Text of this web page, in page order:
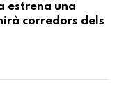
estrena una
corredors dels